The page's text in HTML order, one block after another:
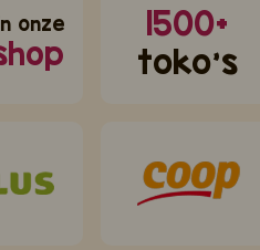
onze
1500+
toko's